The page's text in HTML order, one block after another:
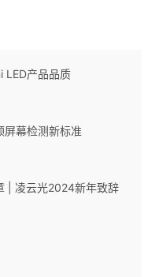
LED产品品质
屏幕检测新标准
| 凌云光2024新年致辞